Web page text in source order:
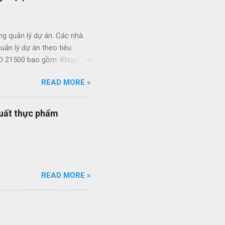
quản lý dự án. Các nhà
lý dự án theo tiêu
bao gồm: Khuyến
phép sự linh hoạt của
quy trình quản lý dự án
đang được vận hành
đơn giản và nhanh
READ MORE »
thực phẩm
READ MORE »